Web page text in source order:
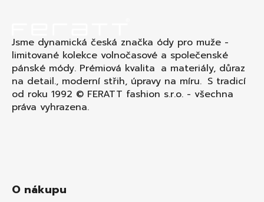
Jsme dynamická česká značka ódy pro muže -
limitované kolekce volnočasové a společenské
pánské módy. Prémiová kvalita a materiály, důraz
na detail., moderní střih, úpravy na míru. S tradicí
od roku 1992 © FERATT fashion s.r.o. - všechna
práva vyhrazena.
O nákupu